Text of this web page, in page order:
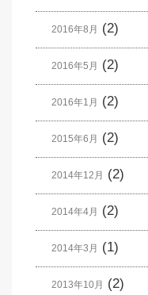
2016年8月 (2)
2016年5月 (2)
2016年1月 (2)
2015年6月 (2)
2014年12月 (2)
2014年4月 (2)
2014年3月 (1)
2013年10月 (2)